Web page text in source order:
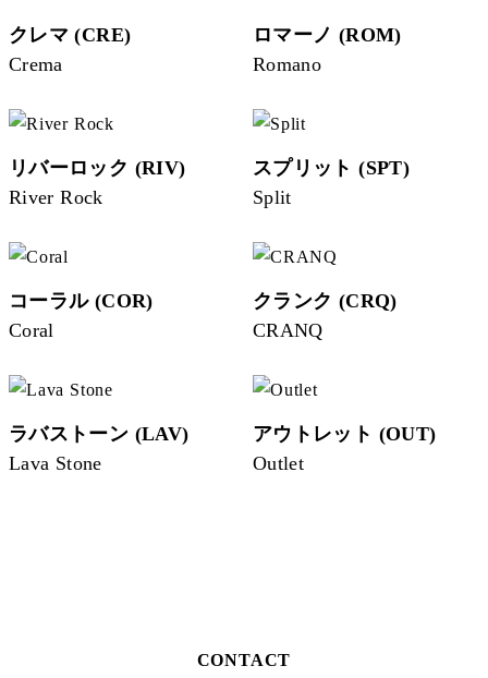
クレマ (CRE)
Crema
ロマーノ (ROM)
Romano
リバーロック (RIV)
River Rock
スプリット (SPT)
Split
コーラル (COR)
Coral
クランク (CRQ)
CRANQ
ラバストーン (LAV)
Lava Stone
アウトレット (OUT)
Outlet
CONTACT